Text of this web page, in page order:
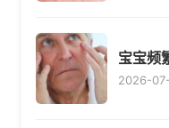
宝宝频
2026-